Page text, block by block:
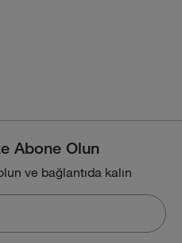
Abone Olun
ve bağlantıda kalın